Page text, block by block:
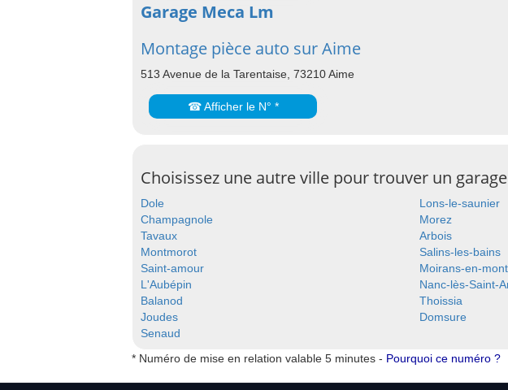
Garage Meca Lm
Montage pièce auto sur Aime
513 Avenue de la Tarentaise, 73210 Aime
☎ Afficher le N° *
Choisissez une autre ville pour trouver un
Dole Lons-le-saunier
Champagnole
Morez
Tavaux
Arbois
Montmorot
Salins-les-bains
Saint-amour
Moirans-en-
L'Aubépin
Nanc-lès-Saint-
Balanod
Thoissia
Joudes
Domsure
Senaud
* Numéro de mise en relation valable 5 minutes - Pourquoi ce numéro ?